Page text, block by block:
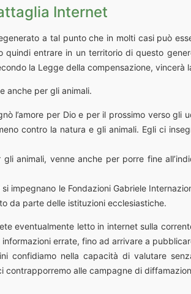
Internet
a tal punto che in molti casi può
quindi entrare in un territorio di questo
la Legge della compensazione, vincerà
anche per gli animali.
l’amore per Dio e per il prossimo verso
contro la natura e gli animali. Egli ci
animali, venne anche per porre fine
si impegnano le Fondazioni Gabriele
da parte delle istituzioni ecclesiastiche.
eventualmente letto in internet sulla
errate, fino ad arrivare a
confidiamo nella capacità di valutare
contrapporremo alle campagne di